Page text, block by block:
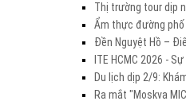
Thị trường tour dịp
Ẩm thực đường
Đền Nguyệt Hồ –
ITE HCMC 2026 -
Du lịch dịp 2/9:
Ra mắt "Moskva